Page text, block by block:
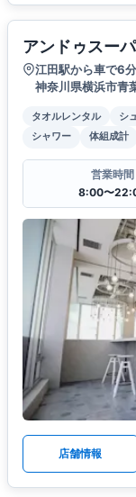
アンドゥスー
江田駅から車で6分
神奈川県横浜市青
タオルレンタル シ
シャワー
体組成計
営業時間
8:00〜
店舗情報